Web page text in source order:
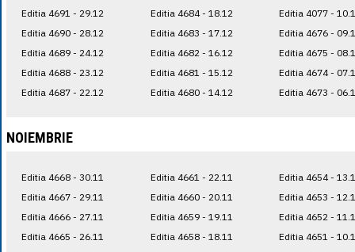
1 RSD= 0.0425
1 RUB= 0.0530
1 TRY= 0.1141
1 UAH= 0.1048
Editia 4691 - 29.12
Editia 4690 - 28.12
Editia 4689 - 24.12
Editia 4688 - 23.12
Editia 4687 - 22.12
Editia 4684 - 18.12
Editia 4683 - 17.12
Editia 4682 - 16.12
Editia 4681 - 15.12
Editia 4680 - 14.12
Editia 4077 -
Editia 4676 -
Editia 4675 -
Editia 4674 -
Editia 4673 -
NOIEMBRIE
Editia 4668 - 30.11
Editia 4667 - 29.11
Editia 4666 - 27.11
Editia 4665 - 26.11
Editia 4661 - 22.11
Editia 4660 - 20.11
Editia 4659 - 19.11
Editia 4658 - 18.11
Editia 4654 -
Editia 4653 -
Editia 4652 -
Editia 4651 -